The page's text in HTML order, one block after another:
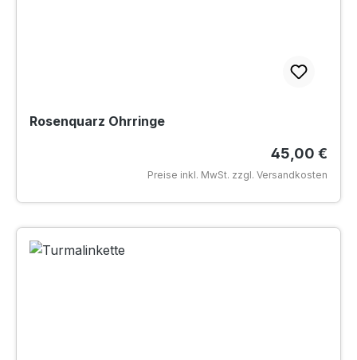
Rosenquarz Ohrringe
Regulärer
45,00 €
Preise inkl. MwSt. zzgl. Versandkosten